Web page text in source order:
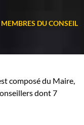
MEMBRES DU CONSEIL
composé du Maire,
dont 7